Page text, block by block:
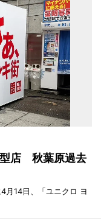
型店 秋葉原過去
月14日、「ユニクロ ヨ